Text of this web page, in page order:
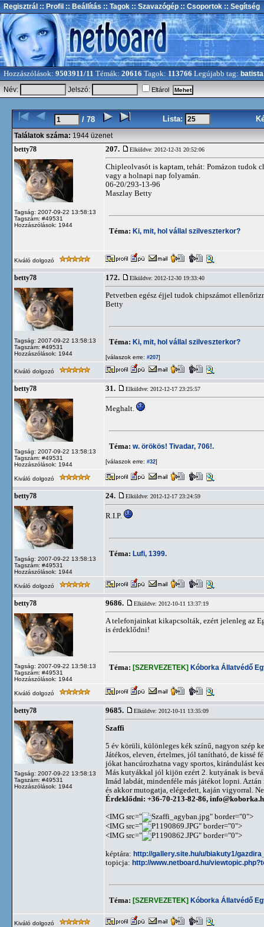
Regisztrál :: Profil :: Beállítás :: Tagok :: Szavazógép :: Csoportok :: Segítség
Hozzászólások: 9503911/11 Témák: 20616 Tagok: 113766 Legújabb tag: batista
Név:
Jelszó: Eltárol
/ 78 Lista:
Találatok száma: 1944 üzenet
betty78
Tagság: 2007-09-22 13:58:13
Tagszám: #49531
Hozzászólások: 1944
207. Elküldve: 2012-12-31 20:52:06
Chipleolvasót is kaptam, tehát: Pomázon tudok
vagy a holnapi nap folyamán.
06-20/293-13-96
Maszlay Betty
Téma: Ki, mit, hol vállal szilveszterkor?
Kiváló dolgozó
betty78
Tagság: 2007-09-22 13:58:13
Tagszám: #49531
Hozzászólások: 1944
172. Elküldve: 2012-12-30 19:33:40
Petvetben egész éjjel tudok chipszámot
Betty
Téma: Ki, mit, hol vállal szilveszterkor?
[válaszok erre: #207]
Kiváló dolgozó
betty78
Tagság: 2007-09-22 13:58:13
Tagszám: #49531
Hozzászólások: 1944
31. Elküldve: 2012-12-17 23:25:57
Meghalt.
Téma: w. örökös! Tivadar, 706!.
[válaszok erre: #32]
Kiváló dolgozó
betty78
Tagság: 2007-09-22 13:58:13
Tagszám: #49531
Hozzászólások: 1944
24. Elküldve: 2012-12-17 23:24:59
R.I.P.
Téma: Lufi, 1399.
Kiváló dolgozó
betty78
Tagság: 2007-09-22 13:58:13
Tagszám: #49531
Hozzászólások: 1944
9686. Elküldve: 2012-10-11 13:37:19
A telefonjainkat kikapcsolták, ezért jelenleg az
is érdeklődni!
Téma: [SZERVEZETEK] Kóborka Állatvédő
Kiváló dolgozó
betty78
Tagság: 2007-09-22 13:58:13
Tagszám: #49531
Hozzászólások: 1944
9685. Elküldve: 2012-10-11 13:35:09
Szaffi
5 év körüli, különleges kék színű, nagyon szép
Játékos, eleven, értelmes, jól tanítható, de kissé
jókat hancúrozhatna vagy sportos, kirándulást
Más kutyákkal jól kijön ezért 2. kutyának is
Imád labdát, mindenféle más játékot lopni. Aztán
és akkor mutogatja, elégedett, kaján vigyorral.
Érdeklődni: +36-70-213-82-86,
<IMG src="
" border="0">
<IMG src="
" border="0">
<IMG src="
" border="0">
képtára: http://gallery.site.hu/u/biakuty1/
topicja: http://www.netboard.hu/
Téma: [SZERVEZETEK] Kóborka Állatvédő
Kiváló dolgozó